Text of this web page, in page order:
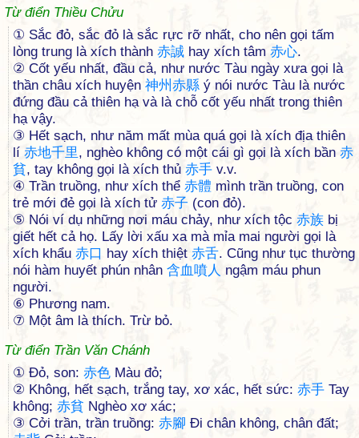
Từ điển Thiều Chửu
① Sắc đỏ, sắc đỏ là sắc rực rỡ nhất, cho nên gọi tấm
lòng trung là xích thành 赤誠 hay xích tâm 赤心.
② Cốt yếu nhất, đầu cả, như nước Tàu ngày xưa gọi là
thần châu xích huyện 神州 赤縣 ý nói nước Tàu là nước
đứng đầu cả thiên hạ và là chỗ cốt yếu nhất trong thiên
hạ vậy.
③ Hết sạch, như năm mất mùa quá gọi là xích địa thiên
lí 赤地千里, nghèo không có một cái gì gọi là xích bần 赤
貧, tay không gọi là xích thủ 赤手 v.v.
④ Trần truồng, như xích thể 赤體 mình trần truồng, con
trẻ mới đẻ gọi là xích tử 赤子 (con đỏ).
⑤ Nói ví dụ những nơi máu chảy, như xích tộc 赤族 bị
giết hết cả họ. Lấy lời xấu xa mà mỉa mai người gọi là
xích khẩu 赤口 hay xích thiệt 赤舌. Cũng như tục thường
nói hàm huyết phún nhân 含血噴人 ngậm máu phun
người.
⑥ Phương nam.
⑦ Một âm là thích. Trừ bỏ.
Từ điển Trần Văn Chánh
① Đỏ, son: 赤色 Màu đỏ;
② Không, hết sạch, trắng tay, xơ xác, hết sức: 赤手 Tay
không; 赤貧 Nghèo xơ xác;
③ Cởi trần, trần truồng: 赤腳 Đi chân không, chân đất;